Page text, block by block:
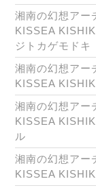
湘南の幻想アー
KISSEA
ジトカゲモドキ
湘南の幻想アー
KISSEA
湘南の幻想アー
KISSEA
ル
湘南の幻想アー
KISSEA